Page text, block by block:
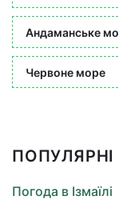
Андаманське
Червоне море
Погода в Ізмаїлі